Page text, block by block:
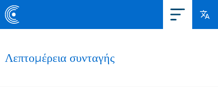
Λεπτομέρεια συνταγής